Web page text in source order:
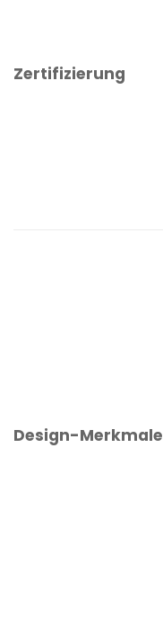
Zertifizierung
Design-Merkmale